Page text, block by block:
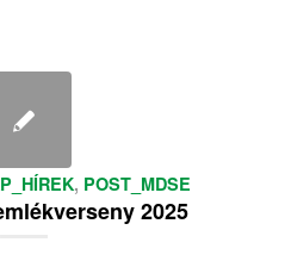
, POST_MDSE
2025